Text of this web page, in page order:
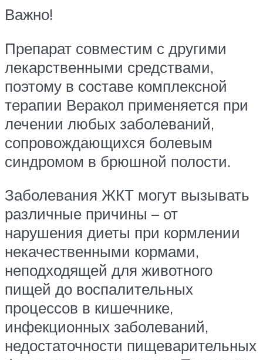
Важно!
Препарат совместим с другими
лекарственными средствами,
поэтому в составе комплексной
терапии Веракол применяется при
лечении любых заболеваний,
сопровождающихся болевым
синдромом в брюшной полости.
Заболевания ЖКТ могут вызывать
различные причины – от
нарушения диеты при кормлении
некачественными кормами,
неподходящей для животного
пищей до воспалительных
процессов в кишечнике,
инфекционных заболеваний,
недостаточности пищеварительных